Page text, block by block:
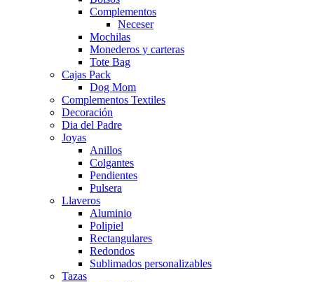
Complementos
Neceser
Mochilas
Monederos y carteras
Tote Bag
Cajas Pack
Dog Mom
Complementos Textiles
Decoración
Dia del Padre
Joyas
Anillos
Colgantes
Pendientes
Pulsera
Llaveros
Aluminio
Polipiel
Rectangulares
Redondos
Sublimados personalizables
Tazas